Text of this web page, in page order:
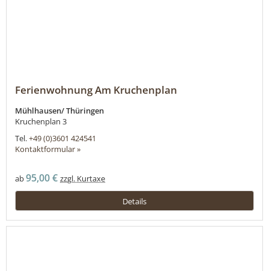
Ferienwohnung Am Kruchenplan
Mühlhausen/ Thüringen
Kruchenplan 3
Tel.+49 (0)3601 424541
Kontaktformular »
ab95,00 € zzgl. Kurtaxe
Details